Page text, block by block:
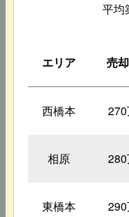
平均
エリア 売
西橋本
相原
東橋本